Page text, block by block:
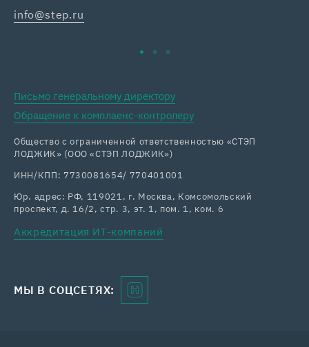
info@step.ru
Письмо генеральному директору
Обращение к комплаенс-контролеру
Общество с ограниченной ответственностью «СТЭП
ЛОДЖИК» (ООО «СТЭП ЛОДЖИК»)
ИНН/КПП: 7730081654/ 770401001
Юр. адрес: РФ, 119021, г. Москва, Комсомольский
проспект, д. 16/2, стр. 3, эт. 1, пом. 1, ком. 6
Аккредитация ИТ-компаний
МЫ В СОЦСЕТЯХ: